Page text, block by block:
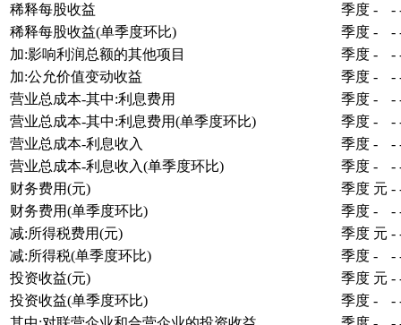
稀释每股收益
季度 - -
稀释每股收益(单季度环比)
季度 - -
加:影响利润总额的其他项目
季度 - -
加:公允价值变动收益
季度 - -
营业总成本-其中:利息费用
季度 - -
营业总成本-其中:利息费用(单季度环比)
季度 - -
营业总成本-利息收入
季度 - -
营业总成本-利息收入(单季度环比)
季度 - -
财务费用(元)
季度 元 -
财务费用(单季度环比)
季度 - -
减:所得税费用(元)
季度 元 -
减:所得税(单季度环比)
季度 - -
投资收益(元)
季度 元 -
投资收益(单季度环比)
季度 - -